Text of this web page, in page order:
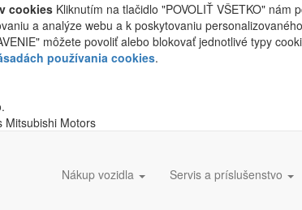
cookies Kliknutím na tlačidlo "POVOLIŤ VŠETKO"
a analýze webu a k poskytovaniu
môžete povoliť alebo blokovať jednotlivé typy
používania cookies.
Mitsubishi Motors
Nákup vozidla Servis a príslušenstvo